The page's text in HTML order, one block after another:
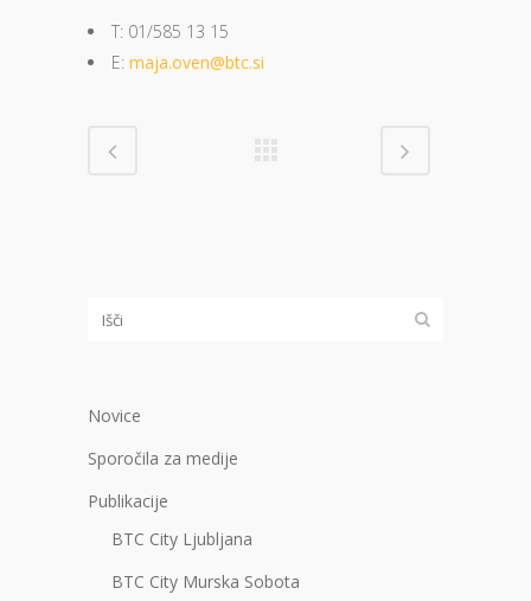
T: 01/585 13 15
E: maja.oven@btc.si
Novice
Sporočila za medije
Publikacije
BTC City Ljubljana
BTC City Murska Sobota